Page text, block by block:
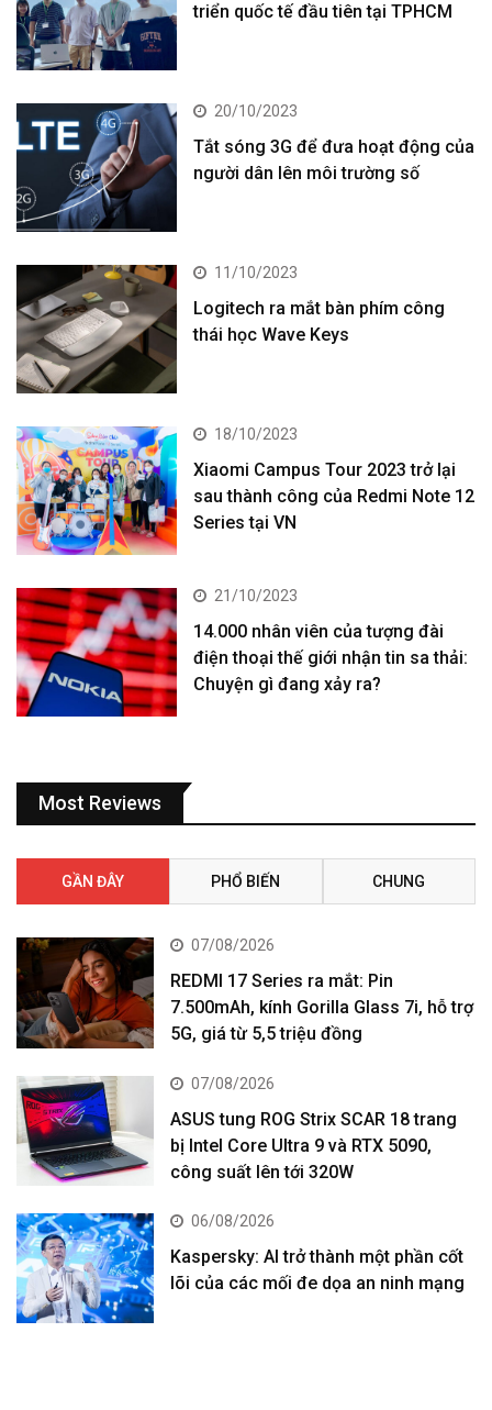
triển quốc tế đầu tiên tại TPHCM
20/10/2023
Tắt sóng 3G để đưa hoạt động của
người dân lên môi trường số
11/10/2023
Logitech ra mắt bàn phím công
thái học Wave Keys
18/10/2023
Xiaomi Campus Tour 2023 trở lại
sau thành công của Redmi Note 12
Series tại VN
21/10/2023
14.000 nhân viên của tượng đài
điện thoại thế giới nhận tin sa thải:
Chuyện gì đang xảy ra?
Most Reviews
GẦN ĐÂY PHỔ BIẾN CHUNG
07/08/2026
REDMI 17 Series ra mắt: Pin
7.500mAh, kính Gorilla Glass 7i, hỗ trợ
5G, giá từ 5,5 triệu đồng
07/08/2026
ASUS tung ROG Strix SCAR 18 trang
bị Intel Core Ultra 9 và RTX 5090,
công suất lên tới 320W
06/08/2026
Kaspersky: AI trở thành một phần cốt
lõi của các mối đe dọa an ninh mạng